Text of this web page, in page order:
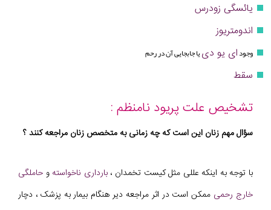
یائسگی زودرس
اندومتریوز
وجودای یو دییا جابجایی آن در رحم
سقط
تشخیص علت پریود نامنظم :
سؤال مهم زنان این است که چه زمانی به متخصص زنان مراجعه کنند ؟
با توجه به اینکه عللی مثل کیست تخمدان ،بارداری ناخواسته و حاملگی
خارج رحمی ممکن است در اثر مراجعه دیر هنگام بیمار به پزشک ، دچار